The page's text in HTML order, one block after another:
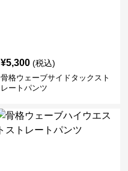
¥5,300 (税込)
骨格ウェーブサイドタックスト
レートパンツ